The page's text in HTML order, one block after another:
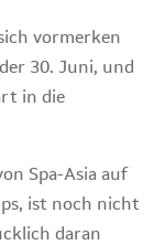
vormerken
30. Juni, und
in die
Spa-Asia auf
ist noch nicht
daran